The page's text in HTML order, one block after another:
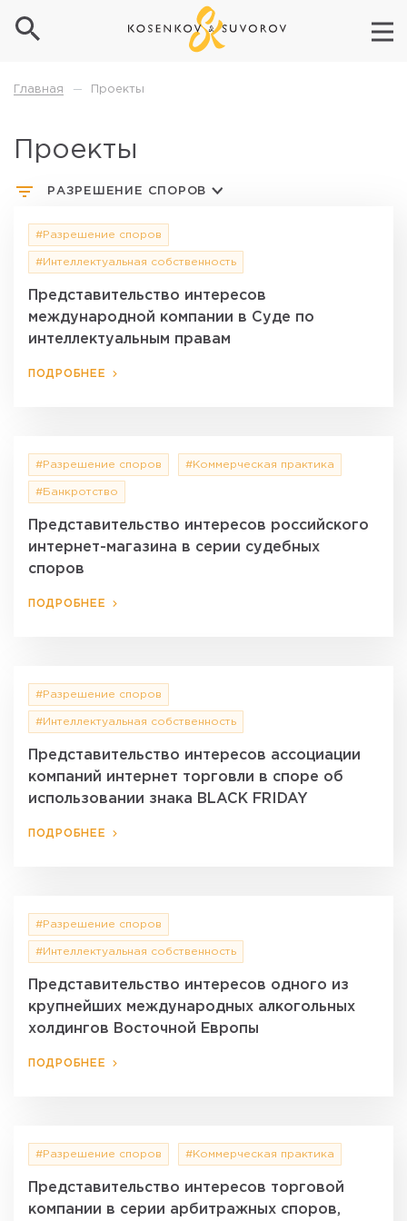
Главная — Проекты
Проекты
РАЗРЕШЕНИЕ СПОРОВ
#Разрешение споров
#Интеллектуальная собственность
Представительство интересов
международной компании в Суде по
интеллектуальным правам
ПОДРОБНЕЕ
#Разрешение споров #Коммерческая практика
#Банкротство
Представительство интересов российского
интернет-магазина в серии судебных
споров
ПОДРОБНЕЕ
#Разрешение споров
#Интеллектуальная собственность
Представительство интересов ассоциации
компаний интернет торговли в споре об
использовании знака BLACK FRIDAY
ПОДРОБНЕЕ
#Разрешение споров
#Интеллектуальная собственность
Представительство интересов одного из
крупнейших международных алкогольных
холдингов Восточной Европы
ПОДРОБНЕЕ
#Разрешение споров #Коммерческая практика
Представительство интересов торговой
компании в серии арбитражных споров,